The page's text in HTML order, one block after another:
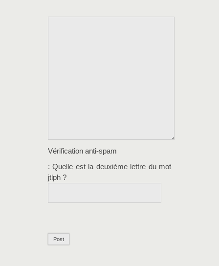
Vérification anti-spam
: Quelle est la deuxièmelettre du mot
jtlph ?